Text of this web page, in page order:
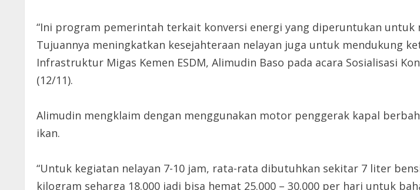
“Ini program pemerintah terkait konversi energi yang diperuntukan untuk
Tujuannya meningkatkan kesejahteraan nelayan juga untuk mendukung
Infrastruktur Migas Kemen ESDM, Alimudin Baso pada acara Sosialisasi
(12/11).
Alimudin mengklaim dengan menggunakan motor penggerak kapal
ikan.
“Untuk kegiatan nelayan 7-10 jam, rata-rata dibutuhkan sekitar 7 liter
kilogram seharga 18.000 jadi bisa hemat 25.000 – 30.000 per hari untuk